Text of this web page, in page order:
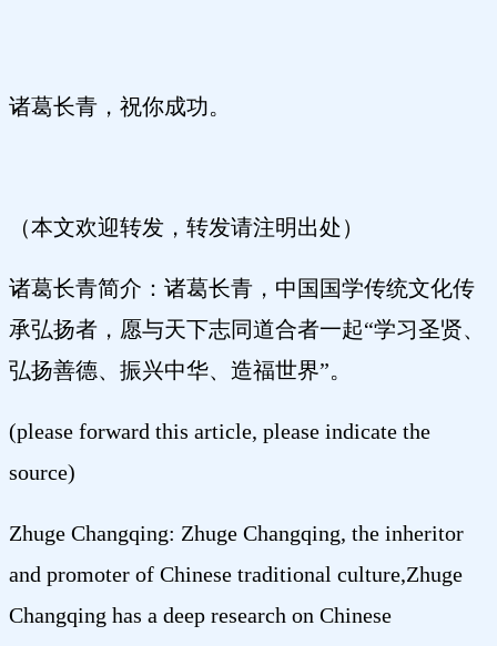
诸葛长青，祝你成功。
（本文欢迎转发，转发请注明出处）
诸葛长青简介：诸葛长青，中国国学传统文化传
承弘扬者，愿与天下志同道合者一起“学习圣贤、
弘扬善德、振兴中华、造福世界”。
(please forward this article, please indicate the
source)
Zhuge Changqing: Zhuge Changqing, the inheritor
and promoter of Chinese traditional culture,Zhuge
Changqing has a deep research on Chinese